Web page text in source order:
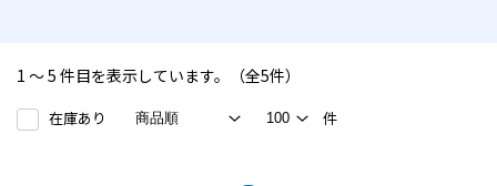
1 ～ 5 件目を表示しています。（全5件）
在庫あり 件